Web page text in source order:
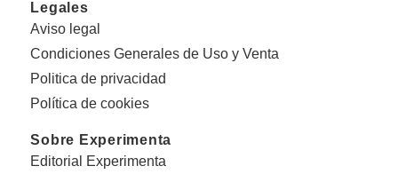
Legales
Aviso legal
Condiciones Generales de Uso y Venta
Politica de privacidad
Política de cookies
Sobre Experimenta
Editorial Experimenta